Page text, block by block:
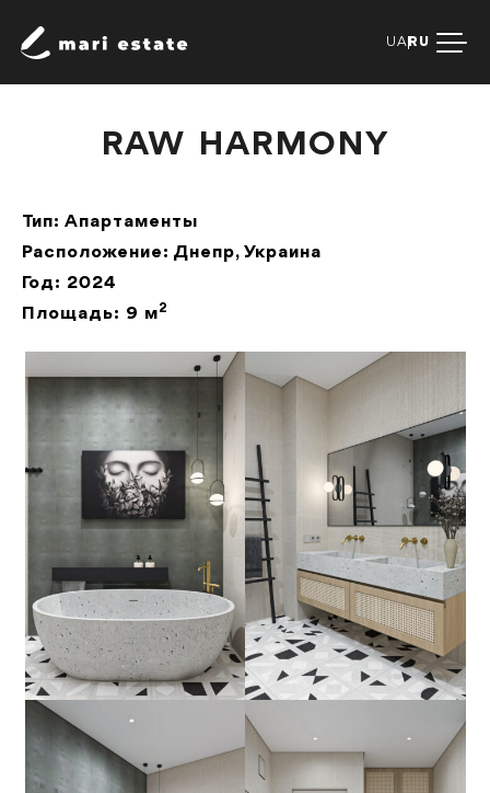
UA RU
RAW HARMONY
Тип: Апартаменты
Расположение: Днепр, Украина
Год: 2024
Площадь: 9 м2